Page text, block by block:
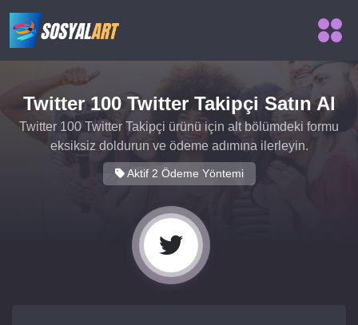
Twitter 100 Twitter Takipçi Satın Al
Twitter 100 Twitter Takipçi ürünü için alt bölümdeki formu
eksiksiz doldurun ve ödeme adımına ilerleyin.
Aktif 2 Ödeme Yöntemi